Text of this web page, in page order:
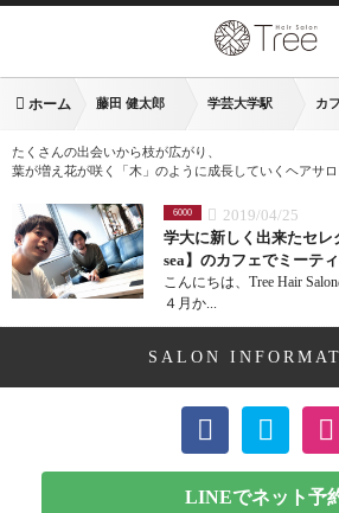
ホーム 藤田 健太郎 学芸大学駅 カ
たくさんの出会いから枝が広がり、
葉が増え花が咲く「木」のように成長していくヘアサロ
6000
2019/04/25
学大に新しく出来たセレ
sea】のカフェでミーテ
こんにちは、Tree Hair
４月か...
SALON